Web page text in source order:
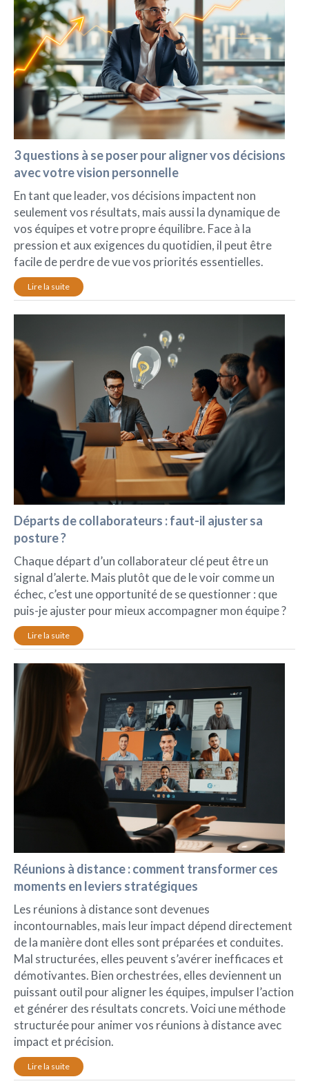
3 questions à se poser pour aligner vos décisions
avec votre vision personnelle
En tant que leader, vos décisions impactent non
seulement vos résultats, mais aussi la dynamique de
vos équipes et votre propre équilibre. Face à la
pression et aux exigences du quotidien, il peut être
facile de perdre de vue vos priorités essentielles.
Lire la suite
Départs de collaborateurs : faut-il ajuster sa
posture ?
Chaque départ d’un collaborateur clé peut être un
signal d’alerte. Mais plutôt que de le voir comme un
échec, c’est une opportunité de se questionner : que
puis-je ajuster pour mieux accompagner mon équipe ?
Lire la suite
Réunions à distance : comment transformer ces
moments en leviers stratégiques
Les réunions à distance sont devenues
incontournables, mais leur impact dépend directement
de la manière dont elles sont préparées et conduites.
Mal structurées, elles peuvent s’avérer inefficaces et
démotivantes. Bien orchestrées, elles deviennent un
puissant outil pour aligner les équipes, impulser l’action
et générer des résultats concrets. Voici une méthode
structurée pour animer vos réunions à distance avec
impact et précision.
Lire la suite